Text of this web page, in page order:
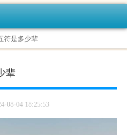
符是多少辈
辈
08-04 18:25:53